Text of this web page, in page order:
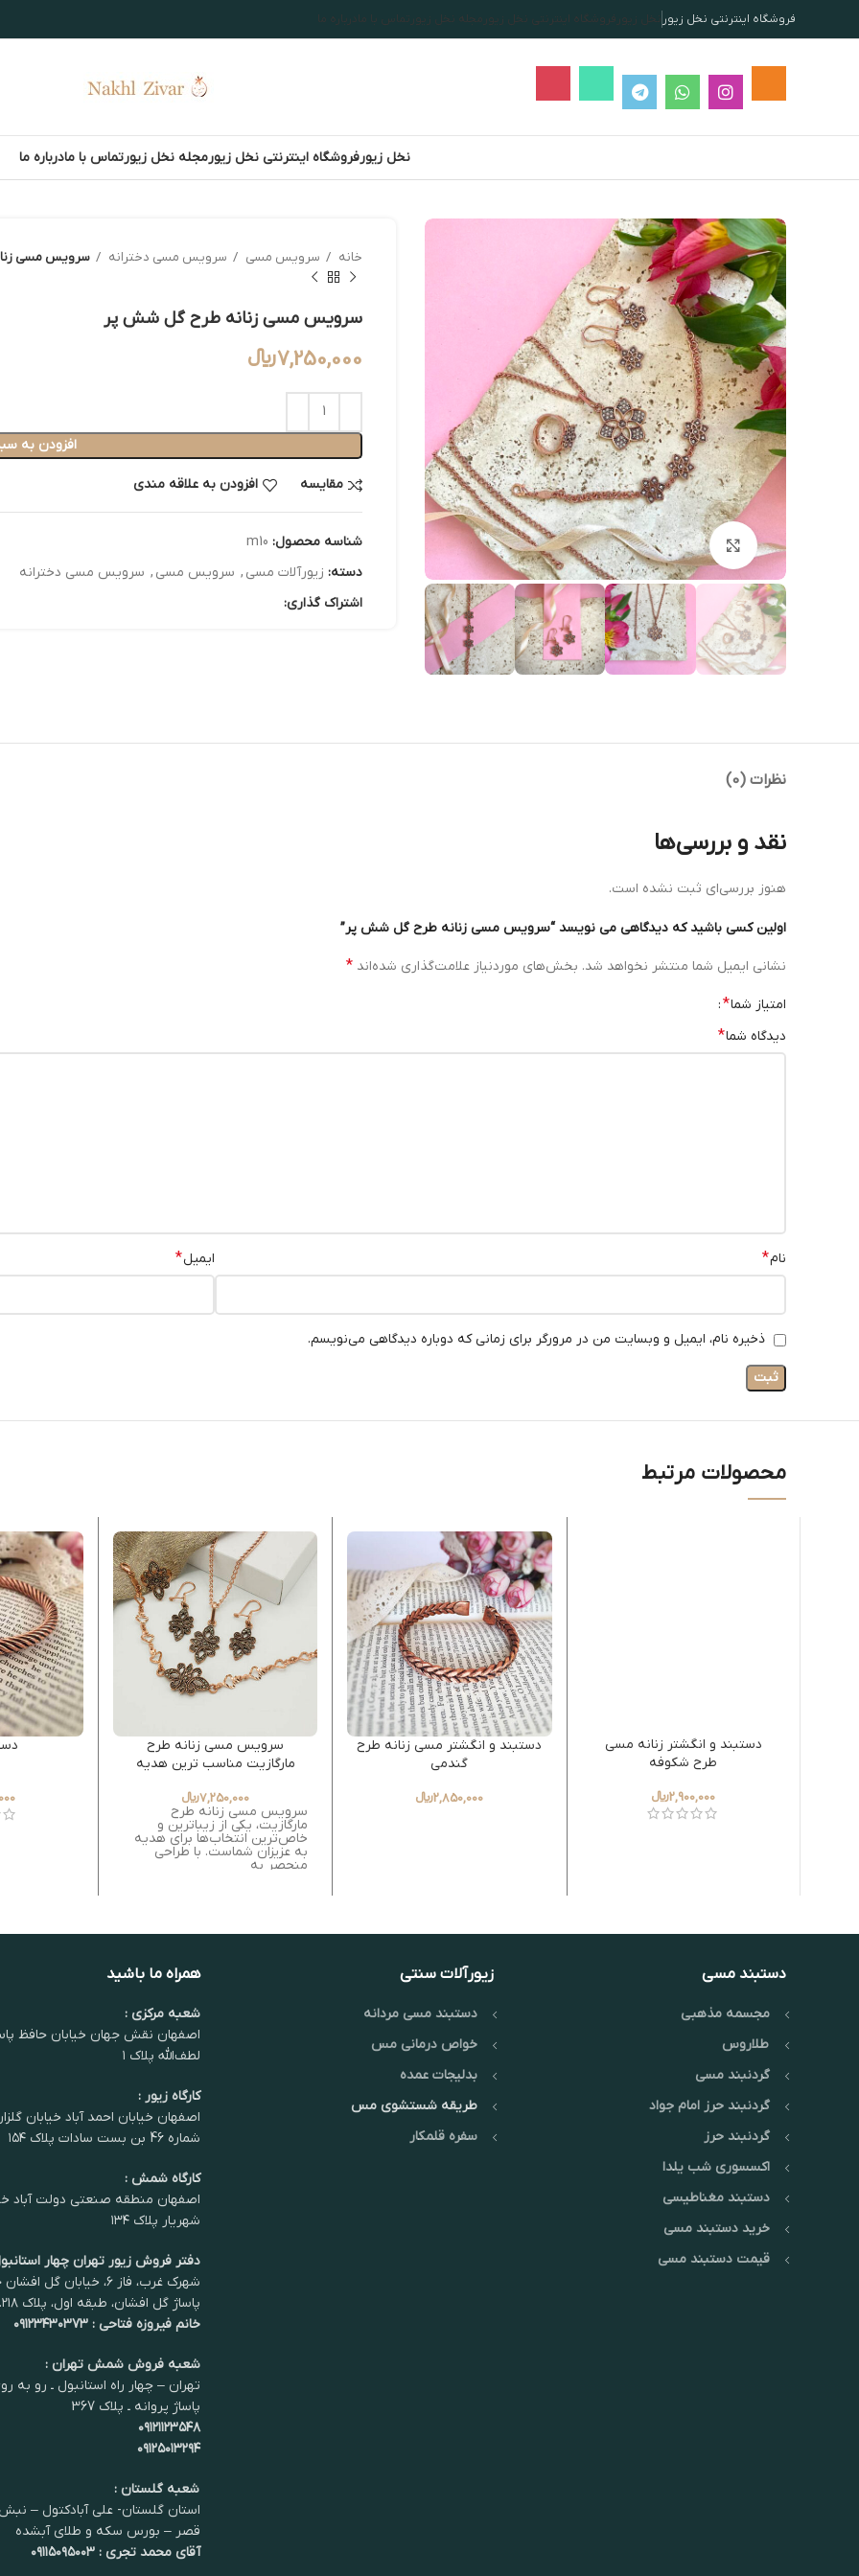
فروشگاه اینترنتی نخل زیور نخل زیور فروشگاه اینترنتی نخل زیور مجله نخل زیور تماس با مادرباره ما
نخل زیورفروشگاه اینترنتی نخل زیورمجله نخل زیورتماس با مادرباره ما
بزرگنمایی تصویر
خانه سرویس مسی سرویس مسی دخترانه سرویس مسی
سرویس مسی زنانه طرح گل شش پر
7,250,000﷼
افزودن به
مقایسه افزودن به علاقه مندی
شناسه محصول: m10
دسته: زیورآلات مسی , سرویس مسی , سرویس مسی دخترانه
اشتراک گذاری:
نظرات (0)
نقد و بررسی‌ها
هنوز بررسی‌ای ثبت نشده است.
اولین کسی باشید که دیدگاهی می نویسد “سرویس مسی زنانه طرح گل شش پر”
نشانی ایمیل شما منتشر نخواهد شد. بخش‌های موردنیاز علامت‌گذاری شده‌اند *
امتیاز شما*
دیدگاه شما*
نام* ایمیل*
ذخیره نام، ایمیل و وبسایت من در مرورگر برای زمانی که دوباره دیدگاهی می‌نویسم.
محصولات مرتبط
دستبند و انگشتر زنانه مسی
طرح شکوفه
2,900,000﷼
دستبند و انگشتر مسی زنانه طرح
گندمی
2,850,000﷼
سرویس مسی زنانه طرح
مارگازیت مناسب ترین هدیه
7,250,000﷼
سرویس مسی زنانه طرح
مارگازیت، یکی از زیباترین و
خاص‌ترین انتخاب‌ها برای هدیه
به عزیزان شماست. با طراحی
منحصر به
دستبند مسی
مجسمه مذهبی
طلاروس
گردنبند مسی
گردنبند حرز امام جواد
گردنبند حرز
اکسسوری شب یلدا
دستبند مغناطیسی
خرید دستبند مسی
قیمت دستبند مسی
زیورآلات سنتی
دستبند مسی مردانه
خواص درمانی مس
بدلیجات عمده
طریقه شستشوی مس
سفره قلمکار
همراه ما باشید
شعبه مرکزی :
اصفهان نقش جهان خیابان حافظ
لطف‌الله پلاک ۱
کارگاه زیور :
اصفهان خیابان احمد آباد خیابان
شماره 46 بن بست سادات پلاک ۱۵۴
کارگاه شمش :
اصفهان منطقه صنعتی دولت آباد
شهریار پلاک ۱۳۴
دفتر فروش زیور تهران چهار
شهرک غرب، فاز ۶، خیابان گل
پاساژ گل افشان، طبقه اول، پلاک ۲۱۸.
خانم فیروزه فتاحی : ۰۹۱۲۳۴۳۰۳۷۳
شعبه فروش شمش تهران :
تهران – چهار راه استانبول ـ رو به
پاساژ پروانه ـ پلاک 367
۰۹۱۲۱۱۲۳۵۴۸
۰۹۱۲۵۰۱۳۲۹۴
شعبه گلستان :
استان گلستان- علی آبادکتول – نبش
قصر – بورس سکه و طلای آبشده
آقای محمد تجری : ۰۹۱۱۵۰۹۵۰۰۳